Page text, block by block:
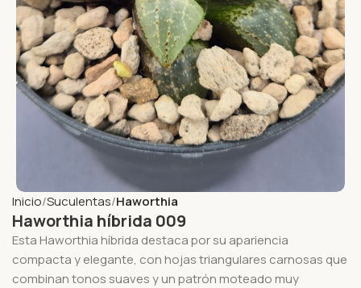
Inicio Suculentas Haworthia
Haworthia híbrida 009
Esta Haworthia híbrida destaca por su apariencia
compacta y elegante, con hojas triangulares carnosas que
combinan tonos suaves y un patrón moteado muy